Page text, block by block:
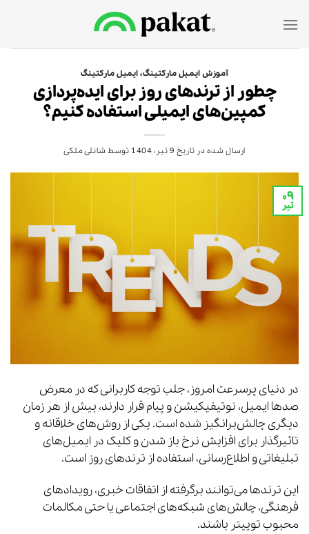
آموزش ایمیل مارکتینگ،ایمیل مارکتینگ
چطور از ترندهای روز برای ایده‌پردازی
کمپین‌های ایمیلی استفاده کنیم؟
ارسال شده در تاریخ 9 تیر، 1404 توسط شانلی ملکی
۰۹
تیر
در دنیای پرسرعت امروز، جلب توجه کاربرانی که در معرض
صدها ایمیل، نوتیفیکیشن و پیام قرار دارند، بیش از هر زمان
دیگری چالش‌برانگیز شده است. یکی از روش‌های خلاقانه و
تاثیرگذار برای افزایش نرخ باز شدن و کلیک در ایمیل‌های
تبلیغاتی و اطلاع‌رسانی، استفاده از ترندهای روز است.
این ترندها می‌توانند برگرفته از اتفاقات خبری، رویدادهای
فرهنگی، چالش‌های شبکه‌های اجتماعی یا حتی مکالمات
محبوب توییتر باشند.